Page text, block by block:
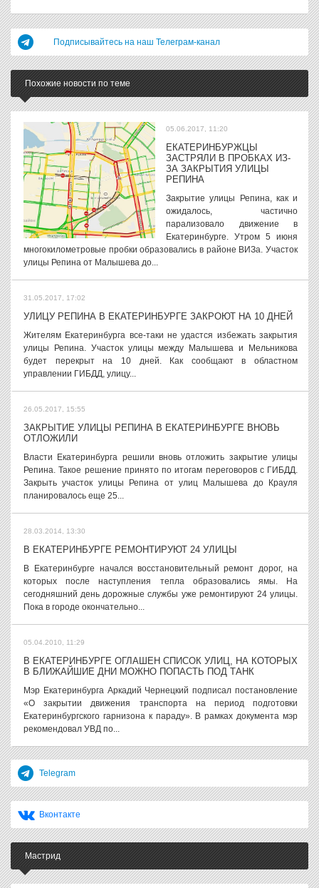
Подписывайтесь на наш Телеграм-канал
Похожие новости по теме
05.06.2017, 11:20
ЕКАТЕРИНБУРЖЦЫ
ЗАСТРЯЛИ В ПРОБКАХ ИЗ-
ЗА ЗАКРЫТИЯ УЛИЦЫ
РЕПИНА
Закрытие улицы Репина, как и
ожидалось, частично
парализовало движение в
Екатеринбурге. Утром 5 июня
многокилометровые пробки образовались в районе ВИЗа. Участок
улицы Репина от Малышева до...
31.05.2017, 17:02
УЛИЦУ РЕПИНА В ЕКАТЕРИНБУРГЕ ЗАКРОЮТ НА 10 ДНЕЙ
Жителям Екатеринбурга все-таки не удастся избежать закрытия
улицы Репина. Участок улицы между Малышева и Мельникова
будет перекрыт на 10 дней. Как сообщают в областном
управлении ГИБДД, улицу...
26.05.2017, 15:55
ЗАКРЫТИЕ УЛИЦЫ РЕПИНА В ЕКАТЕРИНБУРГЕ ВНОВЬ
ОТЛОЖИЛИ
Власти Екатеринбурга решили вновь отложить закрытие улицы
Репина. Такое решение принято по итогам переговоров с ГИБДД.
Закрыть участок улицы Репина от улиц Малышева до Крауля
планировалось еще 25...
28.03.2014, 13:30
В ЕКАТЕРИНБУРГЕ РЕМОНТИРУЮТ 24 УЛИЦЫ
В Екатеринбурге начался восстановительный ремонт дорог, на
которых после наступления тепла образовались ямы. На
сегодняшний день дорожные службы уже ремонтируют 24 улицы.
Пока в городе окончательно...
05.04.2010, 11:29
В ЕКАТЕРИНБУРГЕ ОГЛАШЕН СПИСОК УЛИЦ, НА КОТОРЫХ
В БЛИЖАЙШИЕ ДНИ МОЖНО ПОПАСТЬ ПОД ТАНК
Мэр Екатеринбурга Аркадий Чернецкий подписал постановление
«О закрытии движения транспорта на период подготовки
Екатеринбургского гарнизона к параду». В рамках документа мэр
рекомендовал УВД по...
Telegram
Вконтакте
Мастрид